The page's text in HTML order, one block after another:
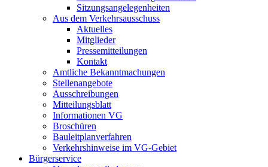
Sitzungsangelegenheiten
Aus dem Verkehrsausschuss
Aktuelles
Mitglieder
Pressemitteilungen
Kontakt
Amtliche Bekanntmachungen
Stellenangebote
Ausschreibungen
Mitteilungsblatt
Informationen VG
Broschüren
Bauleitplanverfahren
Verkehrshinweise im VG-Gebiet
Bürgerservice